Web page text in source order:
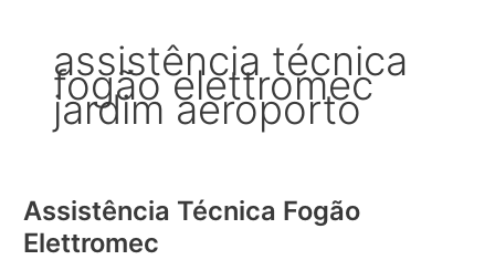
assistência técnica
fogão elettromec
jardim aeroporto
Assistência Técnica Fogão
Elettromec